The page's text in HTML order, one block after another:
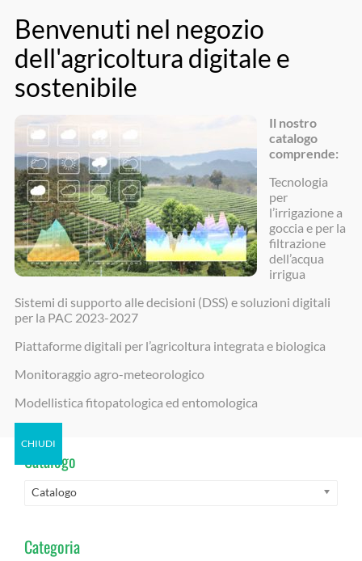
contenuto
Per ulteriori informazioni contattaci a: 011 4378552
3a@green-planet.it
LinkedInFacebookInstagram
SOLUZIONI PER L’AGRICOLTURA
SOSTENIBILE E DIGITALE
Catalogo
Catalogo
Categoria
Il nostro
catalogo
comprende:
Tecnologia
per
l’irrigazione a
goccia e per la
filtrazione
dell’acqua
irrigua
Sistemi di supporto alle decisioni (DSS) e soluzioni digitali
per la PAC 2023-2027
Piattaforme digitali per l’agricoltura integrata e biologica
Monitoraggio agro-meteorologico
Modellistica fitopatologica ed entomologica